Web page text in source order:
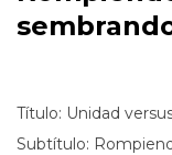
Título: Unidad
Subtítulo: